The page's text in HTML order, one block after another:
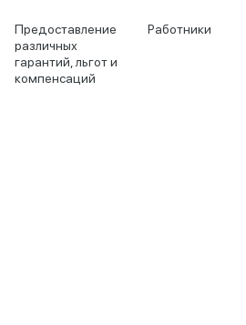
Предоставление
различных
гарантий, льгот и
компенсаций
Работники